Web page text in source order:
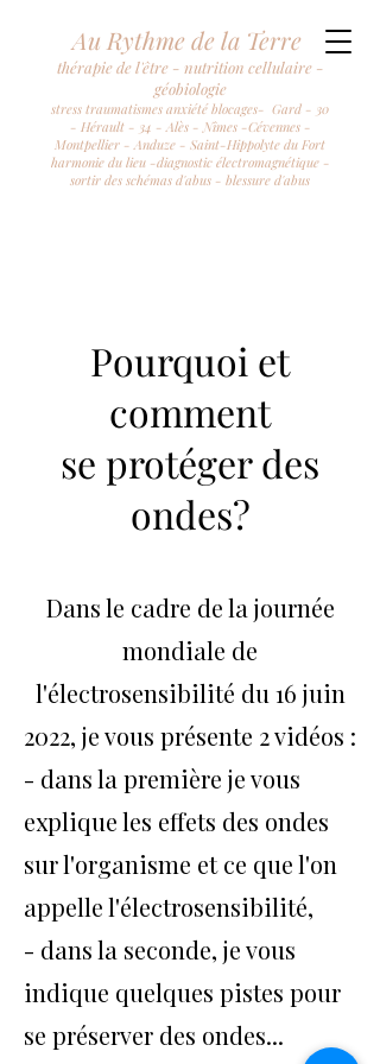
Au Rythme de la Terre
thérapie de l'être - nutrition cellulaire -
géobiologie
stress traumatismes anxiété blocages- Gard - 30
- Hérault - 34 - Alès - Nîmes -Cévennes -
Montpellier - Anduze - Saint-Hippolyte du Fort
harmonie du lieu -diagnostic électromagnétique -
sortir des schémas d'abus - blessure d'abus
Pourquoi et
comment
se protéger des
ondes?
Dans le cadre de la journée
mondiale de
l'électrosensibilité du 16 juin
2022, je vous présente 2 vidéos :
- dans la première je vous
explique les effets des ondes
sur l'organisme et ce que l'on
appelle l'électrosensibilité,
- dans la seconde, je vous
indique quelques pistes pour
se préserver des ondes...